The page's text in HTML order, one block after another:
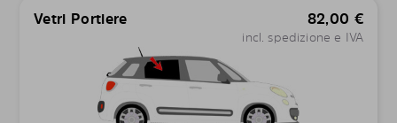
Vetri Portiere 82,00 €
incl. spedizione e IVA